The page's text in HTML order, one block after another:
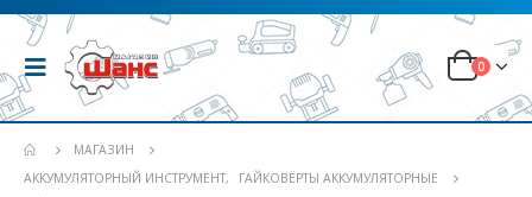
0
МАГАЗИН
АККУМУЛЯТОРНЫЙ ИНСТРУМЕНТ,
ГАЙКОВЁРТЫ АККУМУЛЯТОРНЫЕ